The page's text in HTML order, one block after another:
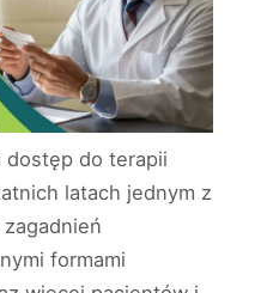
dostęp do terapii
latach jednym z
formami